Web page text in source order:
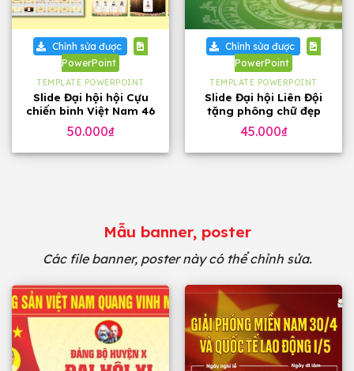
Chỉnh sửa được
PowerPoint
TEMPLATE POWERPOINT
Slide Đại hội hội Cựu
chiến binh Việt Nam 46
trang, tặng phông chữ
50.000₫
Chỉnh sửa được
PowerPoint
TEMPLATE POWERPOINT
Slide Đại hội Liên Đội
tặng phông chữ đẹp
45.000₫
Mẫu banner, poster
Các file banner, poster này có thể chỉnh sửa.